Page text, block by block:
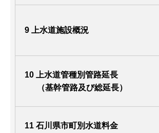
9 上水道施設概況
10 上水道管種別管路延長
（基幹管路及び総延長）
11 石川県市町別水道料金